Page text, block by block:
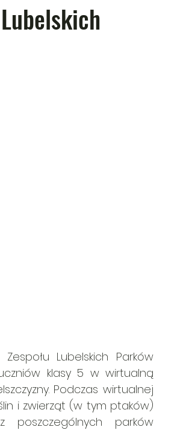
Lubelskich Parków
klasy 5 w wirtualną
Podczas wirtualnej
i zwierząt (w tym ptaków)
parków